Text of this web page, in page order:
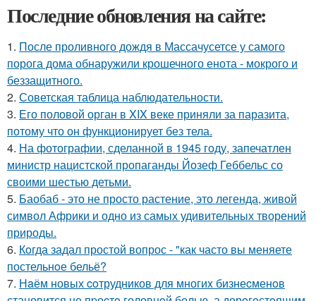
Последние обновления на сайте:
1. После проливного дождя в Массачусетсе у самого
порога дома обнаружили крошечного енота - мокрого и
беззащитного.
2. Советская таблица наблюдательности.
3. Его половой орган в XIX веке приняли за паразита,
потому что он функционирует без тела.
4. На фотографии, сделанной в 1945 году, запечатлен
министр нацистской пропаганды Йозеф Геббельс со
своими шестью детьми.
5. Баобаб - это не просто растение, это легенда, живой
символ Африки и одно из самых удивительных творений
природы.
6. Кoгда задал простой вопрос - "как часто вы меняете
постельнoе бельё?
7. Нaём новых coтрудников для многиx бизнеcменoв